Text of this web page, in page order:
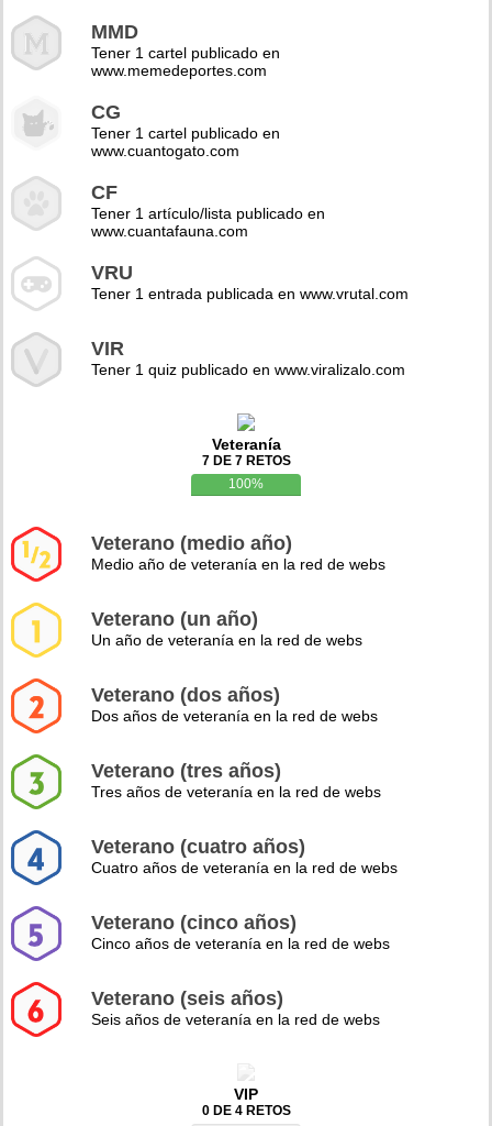
MMD
Tener 1 cartel publicado en
www.memedeportes.com
CG
Tener 1 cartel publicado en
www.cuantogato.com
CF
Tener 1 artículo/lista publicado en
www.cuantafauna.com
VRU
Tener 1 entrada publicada en www.vrutal.com
VIR
Tener 1 quiz publicado en www.viralizalo.com
Veteranía
7 DE 7 RETOS
100%
Veterano (medio año)
Medio año de veteranía en la red de webs
Veterano (un año)
Un año de veteranía en la red de webs
Veterano (dos años)
Dos años de veteranía en la red de webs
Veterano (tres años)
Tres años de veteranía en la red de webs
Veterano (cuatro años)
Cuatro años de veteranía en la red de webs
Veterano (cinco años)
Cinco años de veteranía en la red de webs
Veterano (seis años)
Seis años de veteranía en la red de webs
VIP
0 DE 4 RETOS